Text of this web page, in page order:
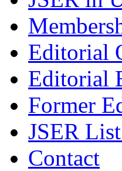
Editorial
Editorial
Former
JSER
Contact